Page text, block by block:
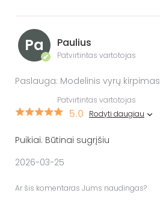
Pa
✔
Paulius
Patvirtintas vartotojas
Paslauga: Modelinis vyrų kirpimas
Patvirtintas vartotojas
5.0 Rodyti daugiau
Puikiai. Būtinai sugrįšiu
2026-03-25
Ar šis komentaras Jums naudingas?